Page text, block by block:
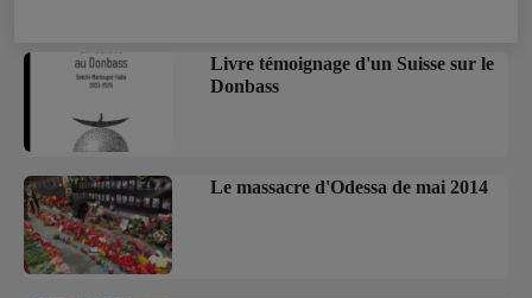
Livre témoignage d'un Suisse sur le
Donbass
Le massacre d'Odessa de mai 2014